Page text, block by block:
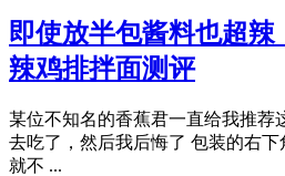
即使放半包酱料也超辣
辣鸡排拌面测评
某位不知名的香蕉君一直给我推荐
去吃了，然后我后悔了 包装的右
就不 ...